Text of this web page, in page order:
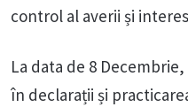
control al averii și
La data de 8
în declarații și